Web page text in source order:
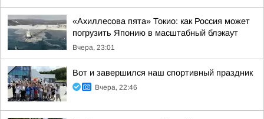
«Ахиллесова пята» Токио: как Россия может
погрузить Японию в масштабный блэкаут
Вчера, 23:01
Вот и завершился наш спортивный праздник
Вчера, 22:46